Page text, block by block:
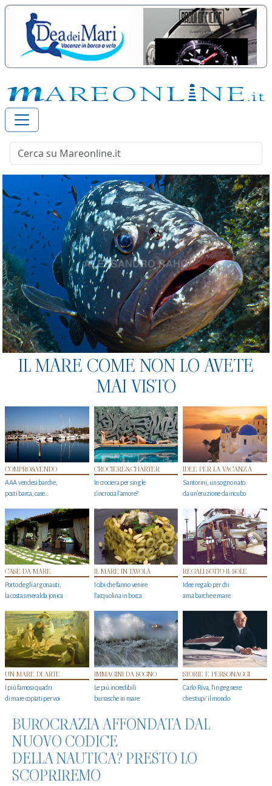
IL MARE COME NON LO AVETE
MAI VISTO
COMPRO&VENDO
AAA vendesi barche,
posti barca, case…
CROCIERE&CHARTER
In crociera per single
s'incrocia l’amore?
IDEE PER LA VACANZA
Santorini, un sogno nato
da un’eruzione da incubo
CASE DA MARE
Porto degli argonauti,
la costa smeralda jonica
IL MARE IN TAVOLA
I cibi che fanno venire
l’acquolina in bocca
REGALI SOTTO IL SOLE
Idee regalo per chi
ama barche e mare
UN MARE DI ARTE
I più famosi quadri
di mare copiati per voi
IMMAGINI DA SOGNO
Le più incredibili
burrasche in mare
STORIE E PERSONAGGI
Carlo Riva, l’ingegnere
che stupi' il mondo
BUROCRAZIA AFFONDATA DAL
NUOVO CODICE
DELLA NAUTICA? PRESTO LO
SCOPRIREMO